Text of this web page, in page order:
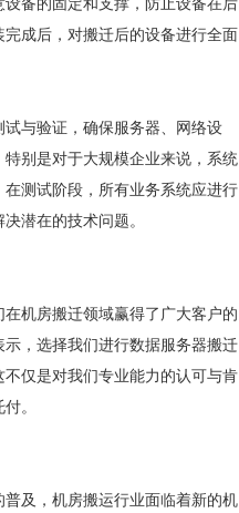
备的固定和支撑，防止设备在后
成后，对搬迁后的设备进行全面
与验证，确保服务器、网络设
别是对于大规模企业来说，系统
测试阶段，所有业务系统应进行
潜在的技术问题。
机房搬迁领域赢得了广大客户的
，选择我们进行数据服务器搬迁
仅是对我们专业能力的认可与肯
。
及，机房搬运行业面临着新的机